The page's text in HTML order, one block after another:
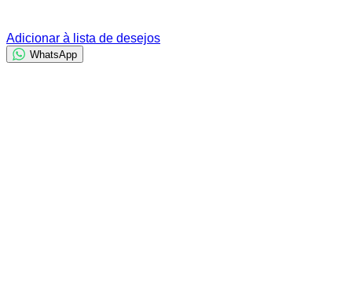
Adicionar à lista de desejos
WhatsApp